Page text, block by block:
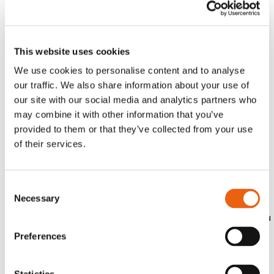
This website uses cookies
We use cookies to personalise content and to analyse
our traffic. We also share information about your use of
our site with our social media and analytics partners who
may combine it with other information that you’ve
provided to them or that they’ve collected from your use
of their services.
Selection
Necessary
Preferences
400 kW de puissance de recharge chacun.
emblématique de Milence, ainsi que des
permettront aux conducteurs de se
ressourcer, tels que des
toilettes, des douches, et un
restaurant (non gérés par Milence).
premiers
chargeurs MCS (Megawatt Charging System) au
cours de cette phase.
Anja van Niersen, PDG de Milence
, partage